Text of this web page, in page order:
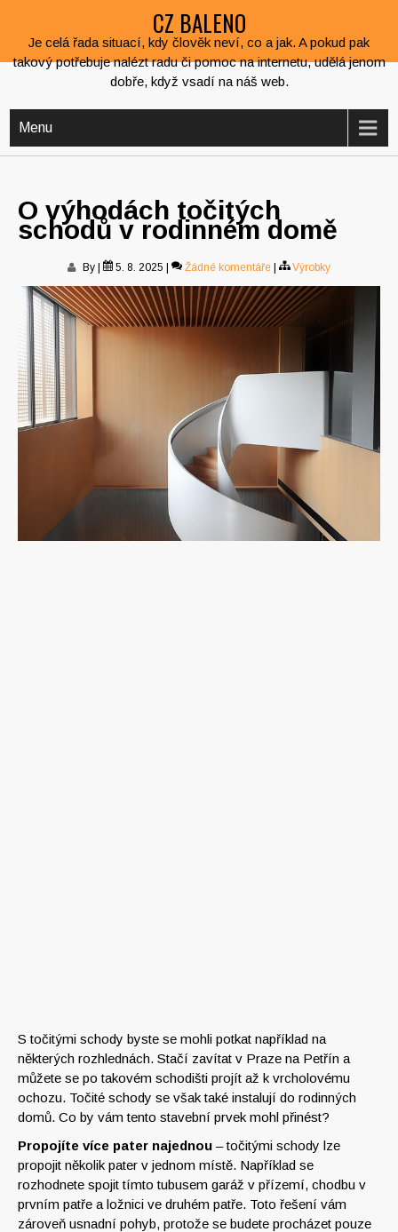
CZ BALENO
Je celá řada situací, kdy člověk neví, co a jak. A pokud pak
takový potřebuje nalézt radu či pomoc na internetu, udělá jenom
dobře, když vsadí na náš web.
Menu
O výhodách točitých
schodů v rodinném domě
By 5. 8. 2025 Žádné komentáře Výrobky
S točitými schody byste se mohli potkat například na
některých rozhlednách. Stačí zavítat v Praze na Petřín a
můžete se po takovém schodišti projít až k vrcholovému
ochozu. Točité schody se však také instalují do rodinných
domů. Co by vám tento stavební prvek mohl přinést?
Propojíte více pater najednou – točitými schody lze
propojit několik pater v jednom místě. Například se
rozhodnete spojit tímto tubusem garáž v přízemí, chodbu v
prvním patře a ložnici ve druhém patře. Toto řešení vám
zároveň usnadní pohyb, protože se budete procházet pouze